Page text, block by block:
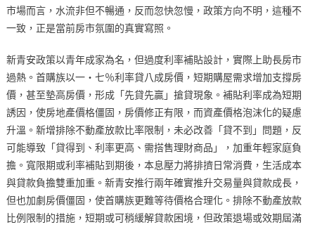
市場而言，水流非但不暢通，反而忽快忽慢，政策方向不明，這種不
一致，正是當前房市氛圍的真實寫照。
新青安政策以青年成家為名，但過度利率補貼設計，實際上助長房市
過熱。首購族以一‧七％利率貸八成房價，短期購屋需求增加支撐房
價，甚至墊高房價，形成「先貸先贏」搶貸現象。補貼利率成為短期
誘因，使房地產價格僵固，房價修正有限，而資產價格泡沫化的疑慮
升溫。新增排除不動產放款比率限制，未必改善「貸不到」問題，反
可能導致「貸得到、利率更高、需搭售理財商品」，加重年輕家庭負
擔。寬限期或利率補貼到期後，本息壓力將排擠日常消費，生活成本
與貸款負擔雙重加重。新青安推行兩年確實推升交易量與貸款成長，
但也加劇房價僵固，使首購族更難等待價格合理化。排除不動產放款
比例限制的措施，短期或可稍緩解貸款困境，但政策退場或效期屆滿